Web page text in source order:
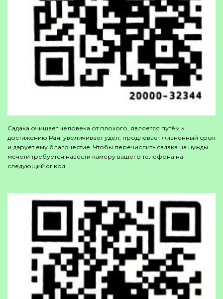
Садака очищает человека от плохого, является путём к
достижению Рая, увеличивает удел, продлевает жизненный срок
и дарует ему благочестие. Чтобы перечислить садака на нужды
мечети требуется навести камеру вашего телефона на
следующий qr код